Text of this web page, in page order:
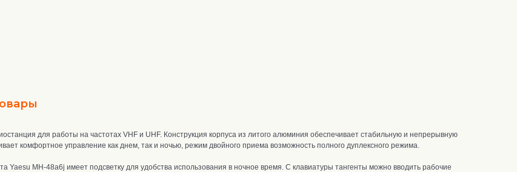
для работы на частотах VHF и UHF. Конструкция корпуса из литого алюминия обеспечивает стабильную и непрерывную
комфортное управление как днем, так и ночью, режим двойного приема возможность полного дуплексного режима.
Yaesu MH-48a6j имеет подсветку для удобства использования в ночное время. С клавиатуры тангенты можно вводить рабочие